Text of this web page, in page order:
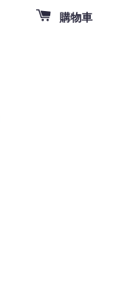
購物車